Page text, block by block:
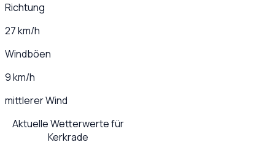
Richtung
27 km/h
Windböen
9 km/h
mittlerer Wind
Aktuelle Wetterwerte für
Kerkrade